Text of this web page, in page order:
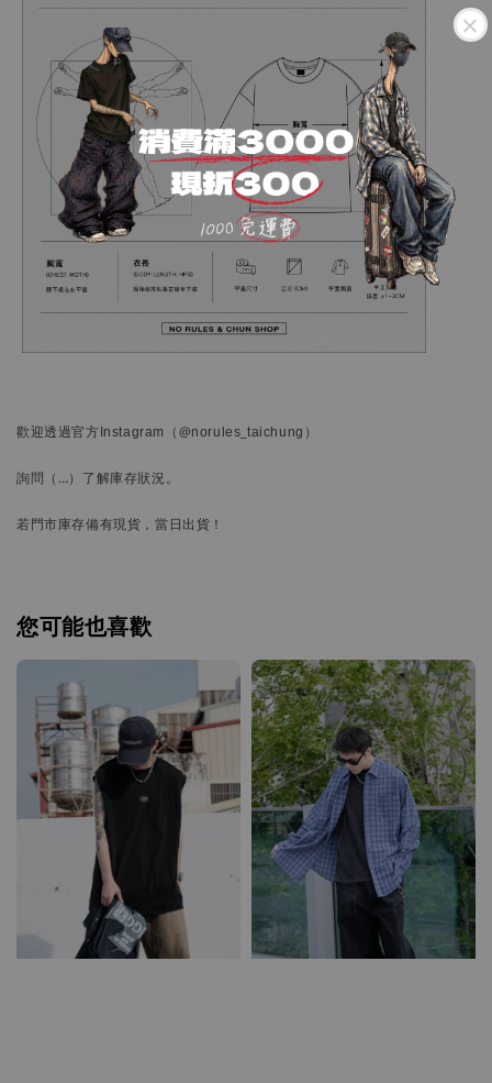
歡迎透過官方Instagram （@norules_taichung）
詢問 （…） 了解庫存狀況。
若門市庫存備有現貨，當日出貨！
您可能也喜歡